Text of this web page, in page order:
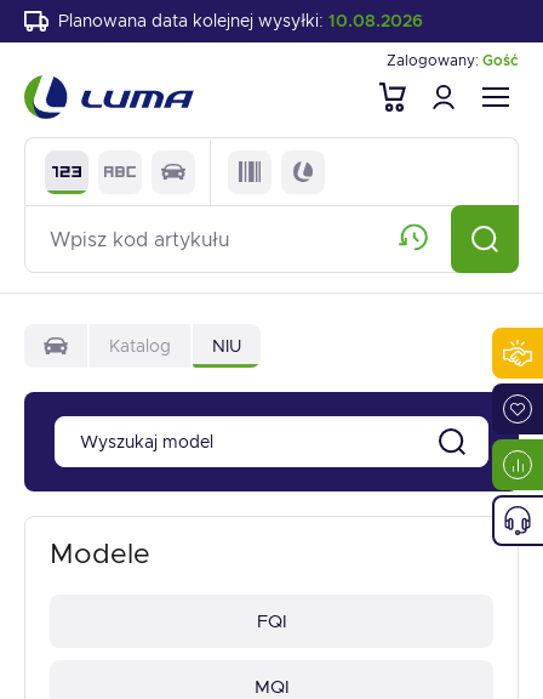
Planowana data kolejnej wysyłki: 10.08.2026
Zalogowany: Gość
Katalog NIU
Modele
FQI
MQI